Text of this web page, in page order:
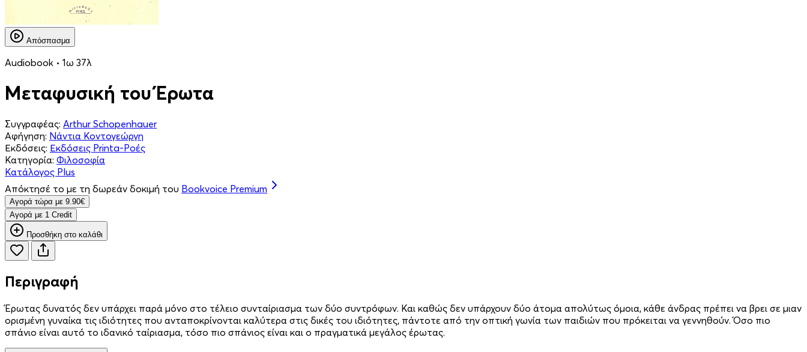
Απόσπασμα
Audiobook • 1ω 37λ
Μεταφυσική του Έρωτα
Συγγραφέας: Arthur Schopenhauer
Αφήγηση: Νάντια Κοντογεώργη
Εκδόσεις: Εκδόσεις Printa-Ροές
Κατηγορία: Φιλοσοφία
Κατάλογος Plus
Απόκτησέ το με τη δωρεάν δοκιμή του Bookvoice Premium
Aγορά τώρα με 9.90€
Aγορά με 1 Credit
Προσθήκη στο καλάθι
Περιγραφή
Έρωτας δυνατός δεν υπάρχει παρά μόνο στο τέλειο συνταίριασμα των δύο συντρόφων. Και καθώς δεν υπάρχουν δύο άτομα απολύτως όμοια, κάθε άνδρας πρέπει να βρει σε μιαν
ορισμένη γυναίκα τις ιδιότητες που ανταποκρίνονται καλύτερα στις δικές του ιδιότητες, πάντοτε από την οπτική γωνία των παιδιών που πρόκειται να γεννηθούν. Όσο πιο
σπάνιο είναι αυτό το ιδανικό ταίριασμα, τόσο πιο σπάνιος είναι και ο πραγματικά μεγάλος έρωτας.